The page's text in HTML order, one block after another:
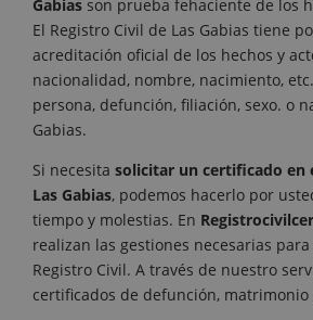
Gabias son prueba fehaciente de los
El Registro Civil de Las Gabias tiene
acreditación oficial de los hechos y
nacionalidad, nombre, nacimiento,
persona, defunción, filiación, sexo. o
Gabias.
Si necesita solicitar un certificado en
Las Gabias, podemos hacerlo por
tiempo y molestias. En
realizan las gestiones necesarias
Registro Civil. A través de nuestro
certificados de defunción, matrimonio